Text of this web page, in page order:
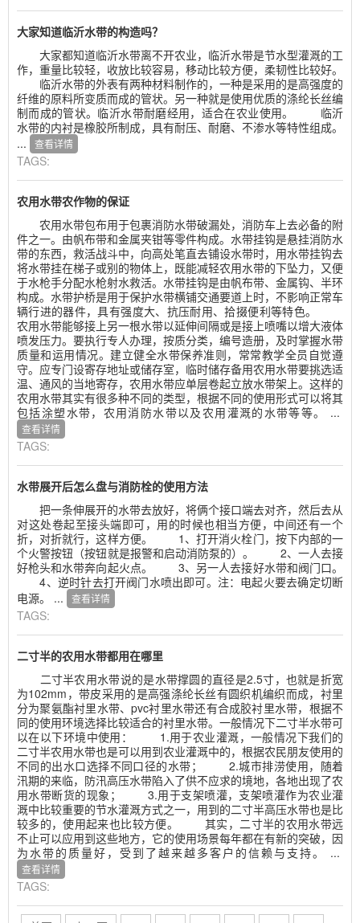
大家知道临沂水带的构造吗？
大家都知道临沂水带离不开农业，临沂水带是节水型灌溉的工
作，重量比较轻，收放比较容易，移动比较方便，柔韧性比较好。
临沂水带的外表有两种材料制作的，一种是采用的是高强度的
纤维的原料所变质而成的管状。另一种就是使用优质的涤纶长丝编
制而成的管状。临沂水带耐磨经用，适合在农业使用。 临沂
水带的内衬是橡胶所制成，具有耐压、耐磨、不渗水等特性组成。
...
查看详情
TAGS:
农用水带农作物的保证
农用水带包布用于包裹消防水带破漏处，消防车上去必备的附
件之一。由帆布带和金属夹钳等零件构成。水带挂钩是悬挂消防水
带的东西，救活战斗中，向高处笔直去铺设水带时，用水带挂钩去
将水带挂在梯子或别的物体上，既能减轻农用水带的下坠力，又便
于水枪手分配水枪射水救活。水带挂钩是由帆布带、金属钩、半环
构成。水带护桥是用于保护水带横铺交通要道上时，不影响正常车
辆行进的器件，具有强度大、抗压耐用、拾掇便利等特色。
农用水带能够接上另一根水带以延伸间隔或是接上喷嘴以增大液体
喷发压力。要执行专人办理，按质分类，编号造册，及时掌握水带
质量和运用情况。建立健全水带保养准则，常常教学全员自觉遵
守。应专门设寄存地址或储存室，临时储存备用农用水带要挑选适
温、通风的当地寄存，农用水带应单层卷起立放水带架上。这样的
农用水带其实有很多种不同的类型，根据不同的使用形式可以将其
包括涂塑水带，农用消防水带以及农用灌溉的水带等等。 ...
查看详情
TAGS:
水带展开后怎么盘与消防栓的使用方法
把一条伸展开的水带去放好，将俩个接口端去对齐，然后去从
对这处卷起至接头端即可，用的时候也相当方便，中间还有一个
折，对折就行，这样方便。 1、打开消火栓门，按下内部的一
个火警按钮（按钮就是报警和启动消防泵的）。 2、一人去接
好枪头和水带奔向起火点。 3、另一人去接好水带和阀门口。
4、逆时针去打开阀门水喷出即可。注：电起火要去确定切断
电源。 ...
查看详情
TAGS:
二寸半的农用水带都用在哪里
二寸半农用水带说的是水带撑圆的直径是2.5寸，也就是折宽
为102mm，带皮采用的是高强涤纶长丝有圆织机编织而成，衬里
分为聚氨酯衬里水带、pvc衬里水带还有合成胶衬里水带，根据不
同的使用环境选择比较适合的衬里水带。一般情况下二寸半水带可
以在以下环境中使用： 1.用于农业灌溉，一般情况下我们的
二寸半农用水带也是可以用到农业灌溉中的，根据农民朋友使用的
不同的出水口选择不同口径的水带； 2.城市排涝使用，随着
汛期的来临，防汛高压水带陷入了供不应求的境地，各地出现了农
用水带断货的现象； 3.用于支架喷灌，支架喷灌作为农业灌
溉中比较重要的节水灌溉方式之一，用到的二寸半高压水带也是比
较多的，使用起来也比较方便。 其实，二寸半的农用水带远
不止可以应用到这些地方，它的使用场景每年都在有新的突破，因
为水带的质量好，受到了越来越多客户的信赖与支持。 ...
查看详情
TAGS: